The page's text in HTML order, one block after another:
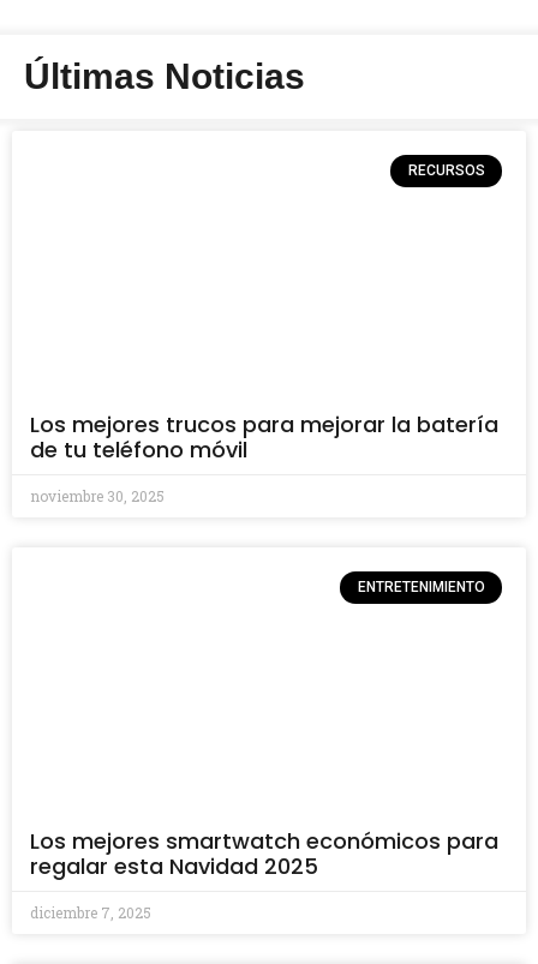
Últimas Noticias
RECURSOS
Los mejores trucos para mejorar la batería
de tu teléfono móvil
noviembre 30, 2025
ENTRETENIMIENTO
Los mejores smartwatch económicos para
regalar esta Navidad 2025
diciembre 7, 2025